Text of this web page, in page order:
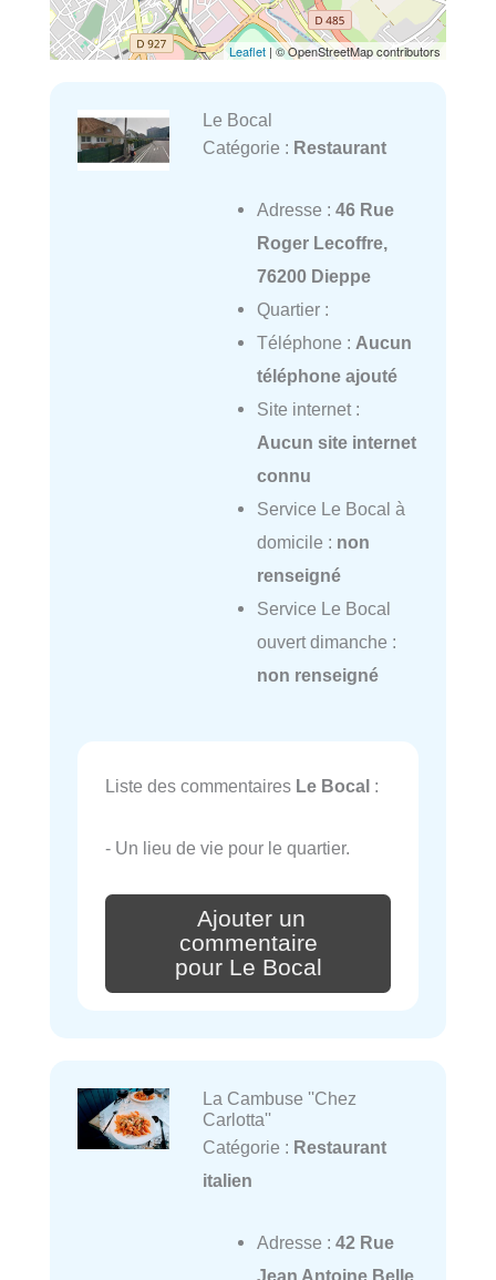
Leaflet | © OpenStreetMap contributors
Le Bocal
Catégorie : Restaurant
Adresse : 46 Rue
Roger Lecoffre,
76200 Dieppe
Quartier :
Téléphone : Aucun
téléphone ajouté
Site internet :
Aucun site internet
connu
Service Le Bocal à
domicile : non
renseigné
Service Le Bocal
ouvert dimanche :
non renseigné
Liste des commentaires Le Bocal :
- Un lieu de vie pour le quartier.
Ajouter un
commentaire
pour Le Bocal
La Cambuse ''Chez
Carlotta''
Catégorie : Restaurant
italien
Adresse : 42 Rue
Jean Antoine Belle